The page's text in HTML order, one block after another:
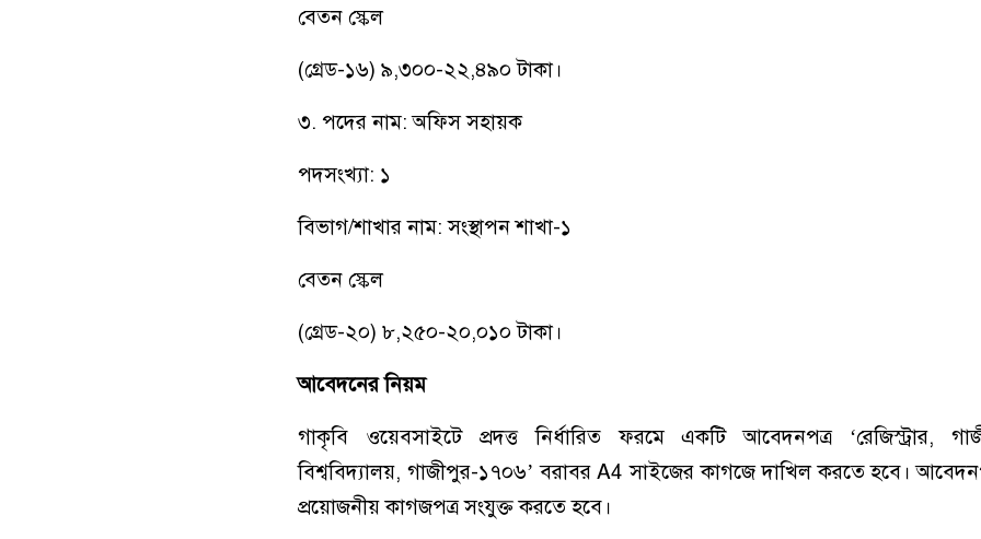
বেতন স্কেল
(গ্রেড-১৬) ৯,৩০০-২২,৪৯০ টাকা।
৩. পদের নাম: অফিস সহায়ক
পদসংখ্যা: ১
বিভাগ/শাখার নাম: সংস্থাপন শাখা-১
বেতন স্কেল
(গ্রেড-২০) ৮,২৫০-২০,০১০ টাকা।
আবেদনের নিয়ম
গাকৃবি ওয়েবসাইটে প্রদত্ত নির্ধারিত ফরমে একটি আবেদনপত্র ‘রেজিস্ট্রার,
বিশ্ববিদ্যালয়, গাজীপুর-১৭০৬’ বরাবর A4 সাইজের কাগজে দাখিল করতে হবে।
প্রয়োজনীয় কাগজপত্র সংযুক্ত করতে হবে।